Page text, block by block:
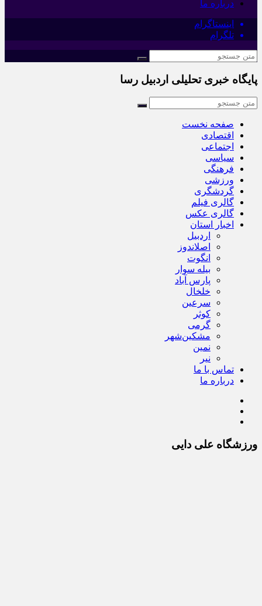
درباره ما
اینستاگرام
تلگرام
پایگاه خبری تحلیلی اردبیل رسا
صفحه نخست
اقتصادی
اجتماعی
سیاسی
فرهنگی
ورزشی
گردشگری
گالری فیلم
گالری عکس
اخبار استان
اردبیل
اصلاندوز
انگوت
بیله سوار
پارس آباد
خلخال
سرعین
کوثر
گرمی
مشکین‌شهر
نمین
نیر
تماس با ما
درباره ما
ورزشگاه علی دایی